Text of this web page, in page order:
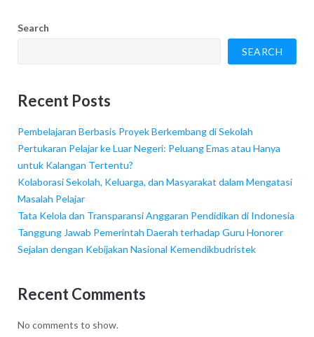
Search
SEARCH
Recent Posts
Pembelajaran Berbasis Proyek Berkembang di Sekolah
Pertukaran Pelajar ke Luar Negeri: Peluang Emas atau Hanya
untuk Kalangan Tertentu?
Kolaborasi Sekolah, Keluarga, dan Masyarakat dalam Mengatasi
Masalah Pelajar
Tata Kelola dan Transparansi Anggaran Pendidikan di Indonesia
Tanggung Jawab Pemerintah Daerah terhadap Guru Honorer
Sejalan dengan Kebijakan Nasional Kemendikbudristek
Recent Comments
No comments to show.